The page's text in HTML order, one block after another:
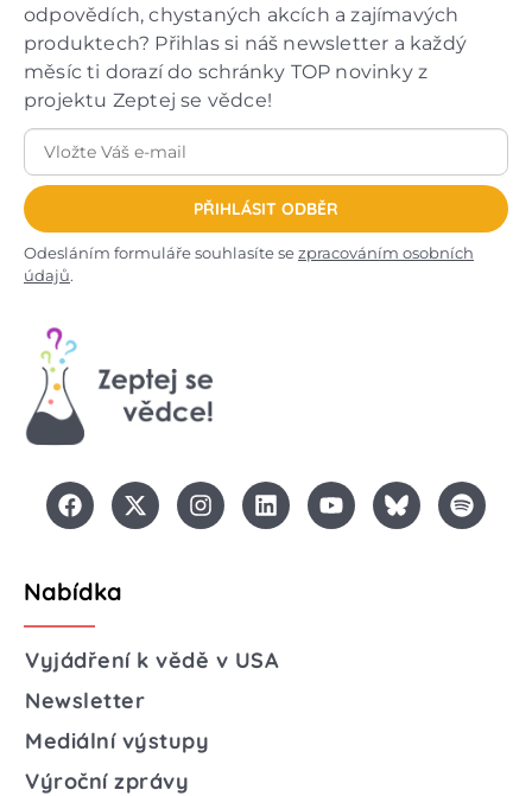
odpovědích, chystaných akcích a zajímavých
produktech? Přihlas si náš newsletter a každý
měsíc ti dorazí do schránky TOP novinky z
projektu Zeptej se vědce!
PŘIHLÁSIT ODBĚR
Odesláním formuláře souhlasíte sezpracováním osobních
údajů.
Nabídka
Vyjádření k vědě v USA
Newsletter
Mediální výstupy
Výroční zprávy